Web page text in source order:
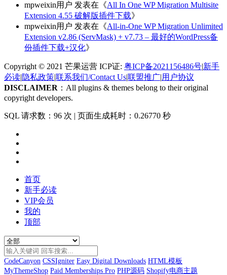
mpweixin用户 发表在《All In One WP Migration Multisite
Extension 4.55 破解版插件下载》
mpweixin用户 发表在《All-in-One WP Migration Unlimited
Extension v2.86 (ServMask) + v7.73 – 最好的WordPress备
份插件下载+汉化》
Copyright © 2021 芒果运营 ICP证: 粤ICP备2021156486号|新手
必读|隐私政策|联系我们/Contact Us|联盟推广|用户协议
DISCLAIMER ：All plugins & themes belong to their original
copyright developers.
SQL 请求数：96 次 | 页面生成耗时：0.26770 秒
首页
新手必读
VIP会员
我的
顶部
CodeCanyon CSSIgniter Easy Digital Downloads HTML模板
MyThemeShop Paid Memberships Pro PHP源码 Shopify电商主题